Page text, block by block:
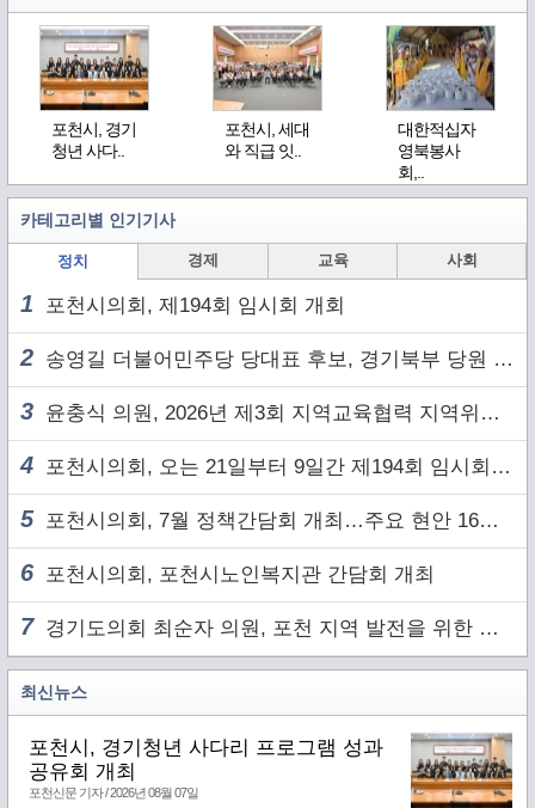
포천시, 경기
청년 사다..
포천시, 세대
와 직급 잇..
대한적십자
영북봉사
회,..
카테고리별 인기기사
정치 경제 교육 사회
1 포천시의회, 제194회 임시회 개회
2 송영길 더불어민주당 당대표 후보, 경기북부 당원 및 2030 세대와 ‘소통 행보’
3 윤충식 의원, 2026년 제3회 지역교육협력 지역위원회 주재
4 포천시의회, 오는 21일부터 9일간 제194회 임시회 개회
5 포천시의회, 7월 정책간담회 개최…주요 현안 16건 점검
6 포천시의회, 포천시노인복지관 간담회 개최
7경기도의회 최순자 의원, 포천 지역 발전을 위한 정담회 개최
최신뉴스
포천시, 경기청년 사다리 프로그램 성과
공유회 개최
포천신문 기자 / 2026년 08월 07일